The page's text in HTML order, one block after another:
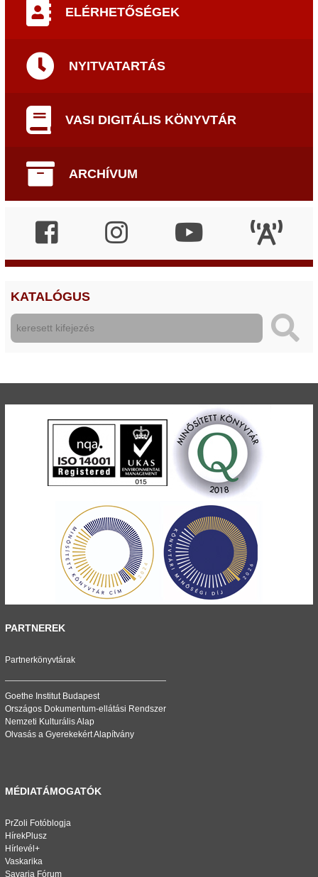
ELÉRHETŐSÉGEK
NYITVATARTÁS
VASI DIGITÁLIS KÖNYVTÁR
ARCHÍVUM
KATALÓGUS
PARTNEREK
Partnerkönyvtárak
Goethe Institut Budapest
Országos Dokumentum-ellátási Rendszer
Nemzeti Kulturális Alap
Olvasás a Gyerekekért Alapítvány
MÉDIATÁMOGATÓK
PrZoli Fotóblogja
HírekPlusz
Hírlevél+
Vaskarika
Savaria Fórum